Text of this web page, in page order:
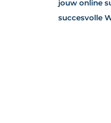
jouw online
succesvolle